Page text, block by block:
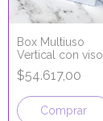
Box Multiuso
Vertical con visor
- 17x10x17 cm -
LÍNEA PREMIUM
$54.617,00
Comprar